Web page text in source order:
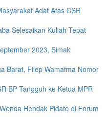
Adat Atas CSR
Selesaikan Kuliah Tepat
2023, Simak
Barat, Filep Wamafma Nomor
BP Tangguh ke Ketua MPR
Hendak Pidato di Forum